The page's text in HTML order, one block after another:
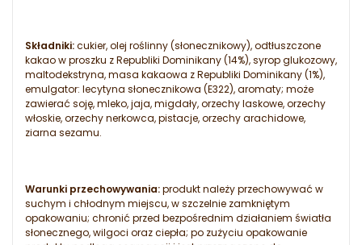
Składniki:cukier, olej roślinny (słonecznikowy), odtłuszczone
kakao w proszku z Republiki Dominikany (14%), syrop glukozowy,
maltodekstryna, masa kakaowa z Republiki Dominikany (1%),
emulgator: lecytyna słonecznikowa (E322), aromaty; może
zawierać soję, mleko, jaja, migdały, orzechy laskowe, orzechy
włoskie, orzechy nerkowca, pistacje, orzechy arachidowe,
ziarna sezamu.
Warunki przechowywania:produkt należy przechowywać w
suchym i chłodnym miejscu, w szczelnie zamkniętym
opakowaniu; chronić przed bezpośrednim działaniem światła
słonecznego, wilgoci oraz ciepła; po zużyciu opakowanie